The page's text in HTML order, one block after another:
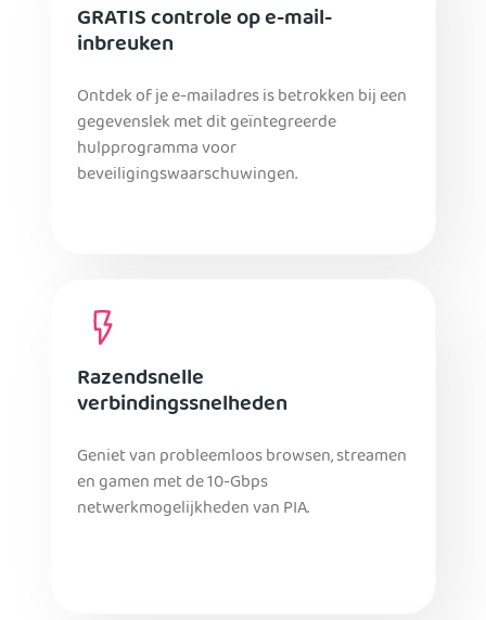
GRATIS controle op e-mail-
inbreuken
Ontdek of je e-mailadres is betrokken bij een
gegevenslek met dit geïntegreerde
hulpprogramma voor
beveiligingswaarschuwingen.
Razendsnelle
verbindingssnelheden
Geniet van probleemloos browsen, streamen
en gamen met de 10-Gbps
netwerkmogelijkheden van PIA.